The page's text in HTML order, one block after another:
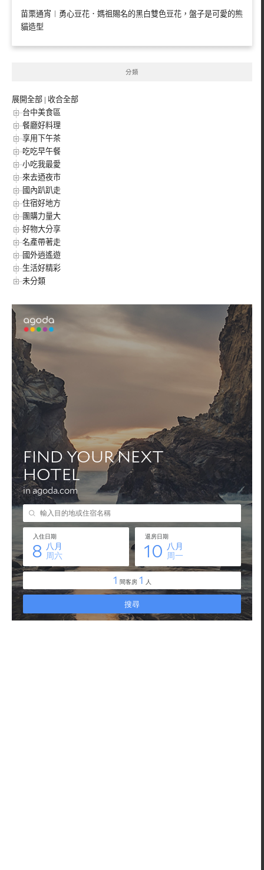
苗栗通宵︱勇心豆花．媽祖賜名的黑白雙色豆花，盤子是可愛的熊
貓造型
分類
展開全部 | 收合全部
台中美食區
餐廳好料理
享用下午茶
吃吃早午餐
小吃我最愛
來去迺夜市
國內趴趴走
住宿好地方
團購力量大
好物大分享
名產帶著走
國外逍遙遊
生活好精彩
未分類